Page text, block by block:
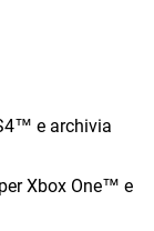
e archivia
Xbox One™ e